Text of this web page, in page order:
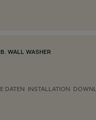
WALL WASHER
DATEN INSTALLATION